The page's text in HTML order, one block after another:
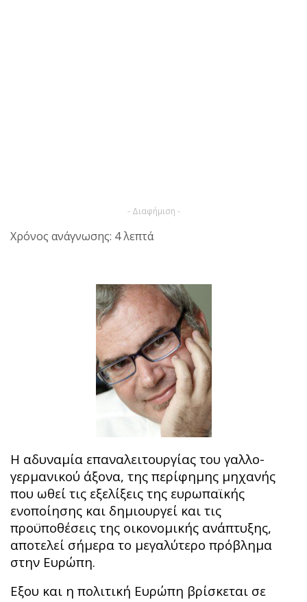
- Διαφήμιση -
Χρόνος ανάγνωσης: 4 λεπτά
Η αδυναμία επαναλειτουργίας του γαλλο-
γερμανικού άξονα, της περίφημης μηχανής
που ωθεί τις εξελίξεις της ευρωπαϊκής
ενοποίησης και δημιουργεί και τις
προϋποθέσεις της οικονομικής ανάπτυξης,
αποτελεί σήμερα το μεγαλύτερο πρόβλημα
στην Ευρώπη.
Εξου και η πολιτική Ευρώπη βρίσκεται σε